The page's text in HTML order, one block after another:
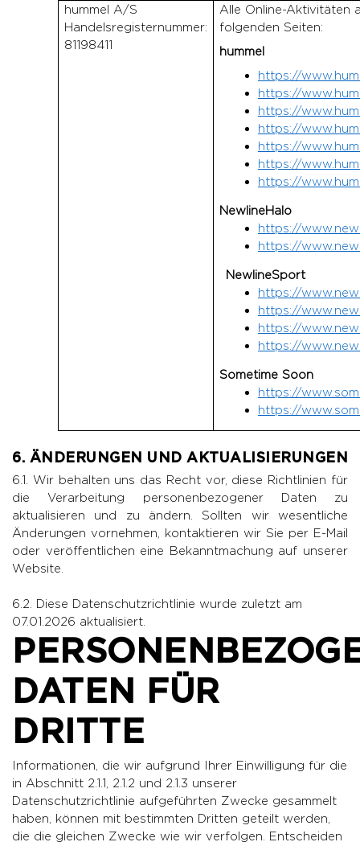
hummel A/S
Handelsregisternummer:
81198411
Alle Online-Aktivitäten
folgenden Seiten:
hummel
https://
https://
https://
https://
https://
https://
https://
NewlineHalo
https://
https://
NewlineSport
https://
https://
https://
https://
Sometime Soon
https://
https://
6. ÄNDERUNGEN UND AKTUALISIERUNGEN
6.1. Wir behalten uns das Recht vor, diese Richtlinien für
die Verarbeitung personenbezogener Daten zu
aktualisieren und zu ändern. Sollten wir wesentliche
Änderungen vornehmen, kontaktieren wir Sie per E-Mail
oder veröffentlichen eine Bekanntmachung auf unserer
Website.
6.2. Diese Datenschutzrichtlinie wurde zuletzt am
07.01.2026 aktualisiert.
DATEN FÜR
DRITTE
Informationen, die wir aufgrund Ihrer Einwilligung für die
in Abschnitt 2.1.1, 2.1.2 und 2.1.3 unserer
Datenschutzrichtlinie aufgeführten Zwecke gesammelt
haben, können mit bestimmten Dritten geteilt werden,
die die gleichen Zwecke wie wir verfolgen. Entscheiden